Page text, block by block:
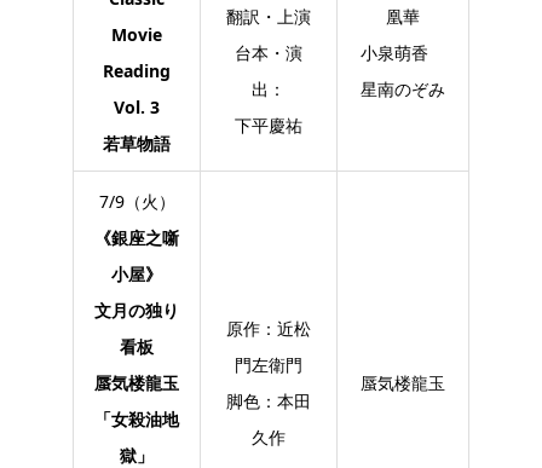
Movie
Reading
Vol. 3
若草物語
翻訳・上演
台本・演
出：
下平慶祐
凰華
小泉萌香
星南のぞみ
7/9（火）
《銀座之噺
小屋》
文月の独り
看板
蜃気楼龍玉
「女殺油地
獄」
原作：近松
門左衛門
脚色：本田
久作
蜃気楼龍玉